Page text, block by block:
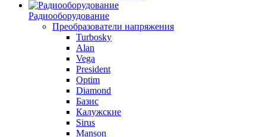
Радиооборудование
Преобразователи напряжения
Turbosky
Alan
Vega
President
Optim
Diamond
Базис
Калужские
Sirus
Manson